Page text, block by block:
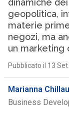
dinamiche
geopolitica,
materie
negozi, ma
un marketing
Pubblicato il 13
Marianna Chillau
Business